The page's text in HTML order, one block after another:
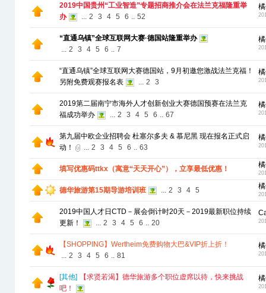
2019中国贵州“工业智造”专题招商推介会在法兰克福隆重举
办
... 2 3 4 5 6 .. 52
“直通乌镇”全球互联网大赛·德国站隆重举办
... 2 3 4 5 6 .. 7
“直通乌镇”全球互联网大赛德国站，9月初邀您激战法兰克福！
另附免费观赛报名表
... 2 3
2019第二届南宁市海外人才创新创业大赛德国预赛在法兰克
福成功举办
... 2 3 4 5 6 .. 67
第九届中欧企业招聘会 杜塞尔多夫 & 慕尼黑 现在报名正式启
动！
... 2 3 4 5 6 .. 63
填写优惠码ttkx（寓意“天天开心”），立享最低优惠！
德华旅游第15期导游培训班 ... 2 3 4 5
2019中国人才日CTD－展会倒计时20天－2019最新职位持续
更新！
... 2 3 4 5 6 .. 20
【SHOPPING】Wertheim免费购物大巴&VIP折上折！
... 2 3 4 5 6 .. 81
[其他]
【求贤若渴】德华旅游多个职位虚席以待，快来挑战
吧！